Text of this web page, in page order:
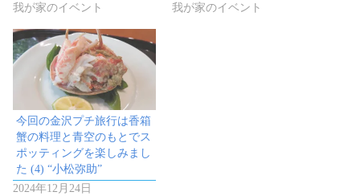
我が家のイベント
我が家のイベント
今回の金沢プチ旅行は香箱
蟹の料理と青空のもとでス
ポッティングを楽しみまし
た (4) “小松弥助”
2024年12月24日